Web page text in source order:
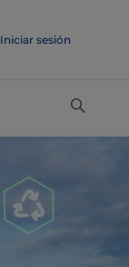
Iniciar sesión